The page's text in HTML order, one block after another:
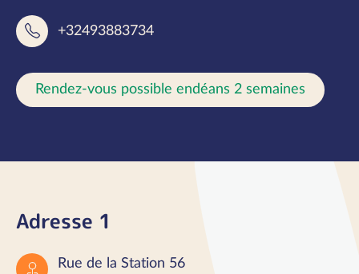
+32493883734
Rendez-vous possible endéans 2 semaines
Adresse 1
Rue de la Station 56